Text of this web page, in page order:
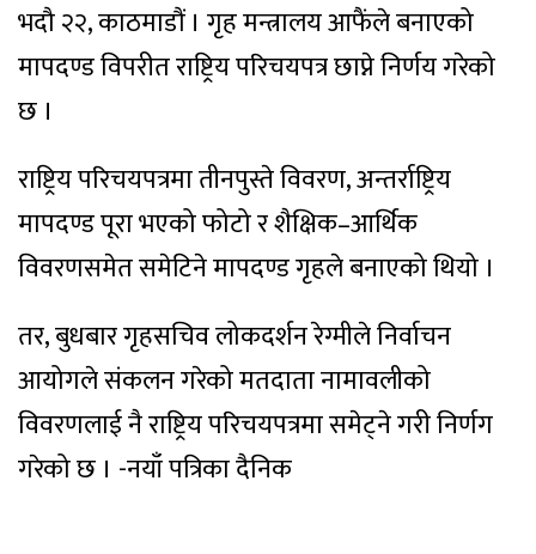
भदौ २२, काठमाडौं । गृह मन्त्रालय आफैंले बनाएको
मापदण्ड विपरीत राष्ट्रिय परिचयपत्र छाप्ने निर्णय गरेको
छ ।
राष्ट्रिय परिचयपत्रमा तीनपुस्ते विवरण, अन्तर्राष्ट्रिय
मापदण्ड पूरा भएको फोटो र शैक्षिक–आर्थिक
विवरणसमेत समेटिने मापदण्ड गृहले बनाएको थियो ।
तर, बुधबार गृहसचिव लोकदर्शन रेग्मीले निर्वाचन
आयोगले संकलन गरेको मतदाता नामावलीको
विवरणलाई नै राष्ट्रिय परिचयपत्रमा समेट्ने गरी निर्णग
गरेको छ । -नयाँ पत्रिका दैनिक